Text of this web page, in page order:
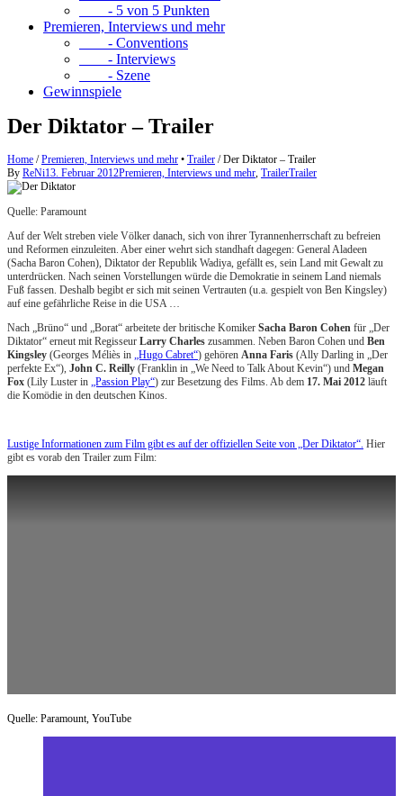
- 5 von 5 Punkten
Premieren, Interviews und mehr
- Conventions
- Interviews
- Szene
Gewinnspiele
Der Diktator – Trailer
Home /Premieren, Interviews und mehr • Trailer /Der Diktator – Trailer
By ReNi13. Februar 2012Premieren, Interviews und mehr, TrailerTrailer
Quelle: Paramount
Auf der Welt streben viele Völker danach, sich von ihrer Tyrannenherrschaft zu befreien
und Reformen einzuleiten. Aber einer wehrt sich standhaft dagegen: General Aladeen
(Sacha Baron Cohen), Diktator der Republik Wadiya, gefällt es, sein Land mit Gewalt zu
unterdrücken. Nach seinen Vorstellungen würde die Demokratie in seinem Land niemals
Fuß fassen. Deshalb begibt er sich mit seinen Vertrauten (u.a. gespielt von Ben Kingsley)
auf eine gefährliche Reise in die USA …
Nach „Brüno“ und „Borat“ arbeitete der britische Komiker Sacha Baron Cohen für „Der
Diktator“ erneut mit Regisseur Larry Charles zusammen. Neben Baron Cohen und Ben
Kingsley (Georges Méliès in „Hugo Cabret“) gehören Anna Faris (Ally Darling in „Der
perfekte Ex“), John C. Reilly (Franklin in „We Need to Talk About Kevin“) und Megan
Fox (Lily Luster in „Passion Play“) zur Besetzung des Films. Ab dem 17. Mai 2012 läuft
die Komödie in den deutschen Kinos.
Lustige Informationen zum Film gibt es auf der offiziellen Seite von „Der Diktator“. Hier
gibt es vorab den Trailer zum Film:
Quelle: Paramount, YouTube